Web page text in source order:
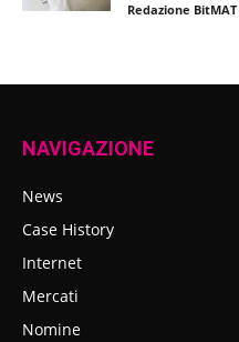
Redazione BitMAT
NAVIGAZIONE
News
Case History
Internet
Mercati
Nomine